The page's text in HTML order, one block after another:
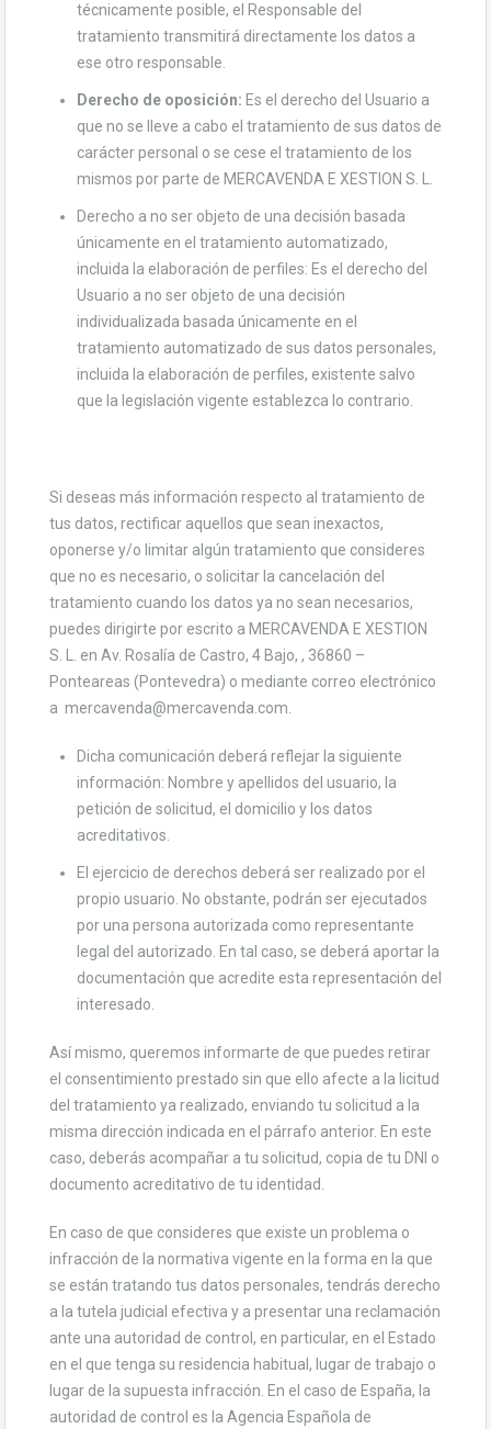
técnicamente posible, el Responsable del
tratamiento transmitirá directamente los datos a
ese otro responsable.
Derecho de oposición: Es el derecho del Usuario a
que no se lleve a cabo el tratamiento de sus datos de
carácter personal o se cese el tratamiento de los
mismos por parte de MERCAVENDA E XESTION S. L.
Derecho a no ser objeto de una decisión basada
únicamente en el tratamiento automatizado,
incluida la elaboración de perfiles: Es el derecho del
Usuario a no ser objeto de una decisión
individualizada basada únicamente en el
tratamiento automatizado de sus datos personales,
incluida la elaboración de perfiles, existente salvo
que la legislación vigente establezca lo contrario.
Si deseas más información respecto al tratamiento de
tus datos, rectificar aquellos que sean inexactos,
oponerse y/o limitar algún tratamiento que consideres
que no es necesario, o solicitar la cancelación del
tratamiento cuando los datos ya no sean necesarios,
puedes dirigirte por escrito a MERCAVENDA E XESTION
S. L. en Av. Rosalía de Castro, 4 Bajo, , 36860 –
Ponteareas (Pontevedra) o mediante correo electrónico
a mercavenda@mercavenda.com.
Dicha comunicación deberá reflejar la siguiente
información: Nombre y apellidos del usuario, la
petición de solicitud, el domicilio y los datos
acreditativos.
El ejercicio de derechos deberá ser realizado por el
propio usuario. No obstante, podrán ser ejecutados
por una persona autorizada como representante
legal del autorizado. En tal caso, se deberá aportar la
documentación que acredite esta representación del
interesado.
Así mismo, queremos informarte de que puedes retirar
el consentimiento prestado sin que ello afecte a la licitud
del tratamiento ya realizado, enviando tu solicitud a la
misma dirección indicada en el párrafo anterior. En este
caso, deberás acompañar a tu solicitud, copia de tu DNI o
documento acreditativo de tu identidad.
En caso de que consideres que existe un problema o
infracción de la normativa vigente en la forma en la que
se están tratando tus datos personales, tendrás derecho
a la tutela judicial efectiva y a presentar una reclamación
ante una autoridad de control, en particular, en el Estado
en el que tenga su residencia habitual, lugar de trabajo o
lugar de la supuesta infracción. En el caso de España, la
autoridad de control es la Agencia Española de